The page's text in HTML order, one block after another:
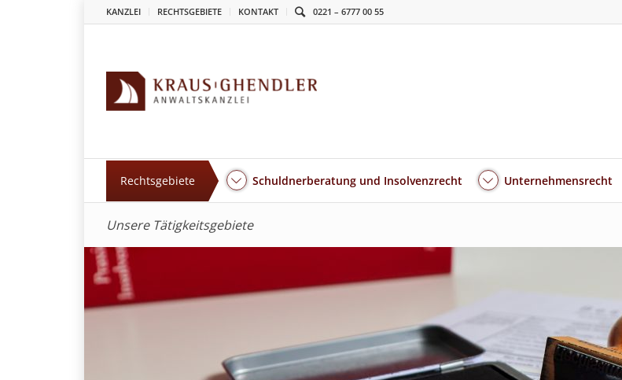
KANZLEI RECHTSGEBIETE KONTAKT 0221 – 6777 00 55
Rechtsgebiete Schuldnerberatung und Insolvenzrecht Unternehmensrecht
Unsere Tätigkeitsgebiete